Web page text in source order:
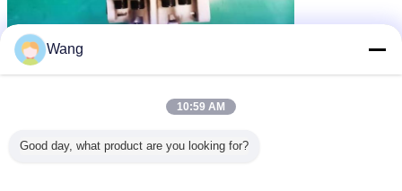
より多くの情報を知りたいと思い私達に自由に連絡し、そして点検のための私達
にあなたの必要性ポンプ写真および部品番号を送り、そして私達が私達の最もよ
Wang
10:59 AM
Good day, what product are you looking for?